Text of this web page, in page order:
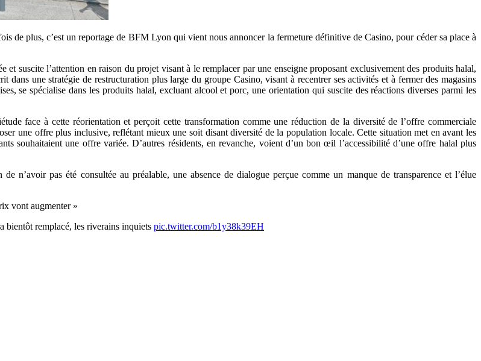
de plus, c’est un reportage de BFM Lyon qui vient nous annoncer la fermeture définitive de Casino, pour céder sa place à
suscite l’attention en raison du projet visant à le remplacer par une enseigne proposant exclusivement des produits halal,
une stratégie de restructuration plus large du groupe Casino, visant à recentrer ses activités et à fermer des magasins
se spécialise dans les produits halal, excluant alcool et porc, une orientation qui suscite des réactions diverses parmi les
face à cette réorientation et perçoit cette transformation comme une réduction de la diversité de l’offre commerciale
une offre plus inclusive, reflétant mieux une soit disant diversité de la population locale. Cette situation met en avant les
souhaitaient une offre variée. D’autres résidents, en revanche, voient d’un bon œil l’accessibilité d’une offre halal plus
n’avoir pas été consultée au préalable, une absence de dialogue perçue comme un manque de transparence et l’élue
vont augmenter »
bientôt remplacé, les riverains inquiets pic.twitter.com/b1y38k39EH